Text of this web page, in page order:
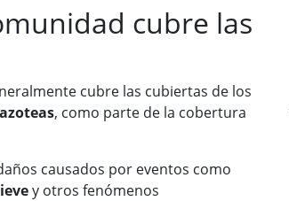
cubre las
cubre las cubiertas de los
, como parte de la cobertura
causados por eventos como
y otros fenómenos